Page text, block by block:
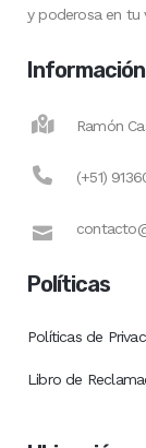
y poderosa en tu
Ramón
(+51)
Políticas
Políticas de
Libro de